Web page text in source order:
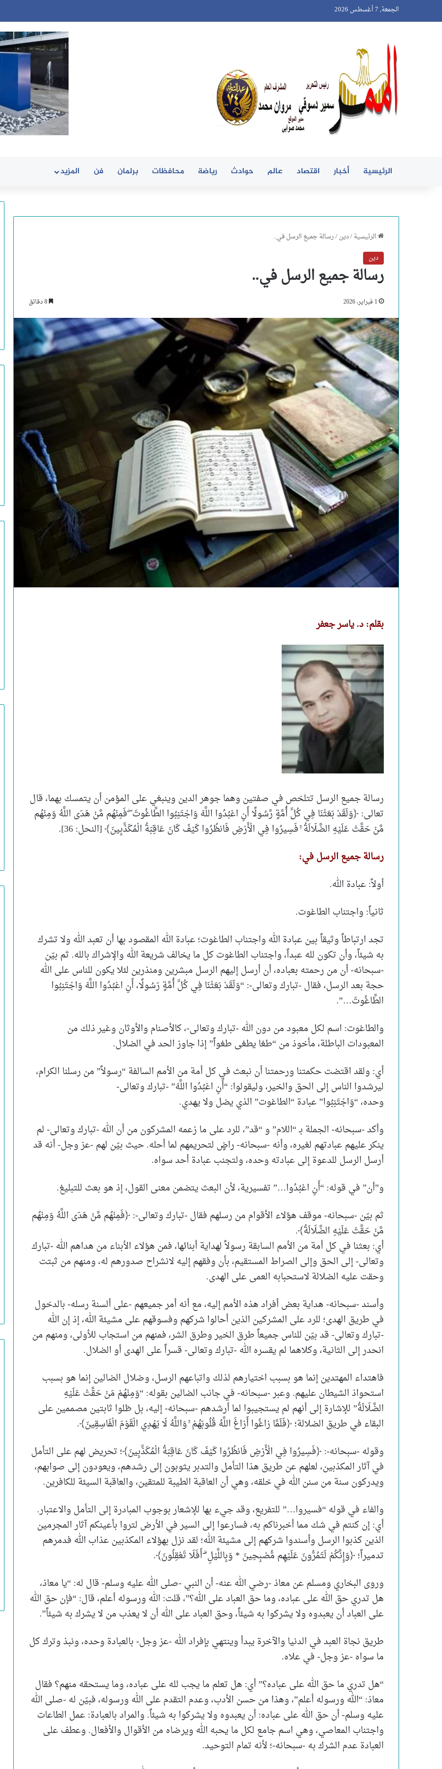
الجمعة, 7 أغسطس 2026
الرئيسية أخبار اقتصاد عالم حوادث رياضة محافظات برلمان فن المزيد
الرئيسية/دين/رسالة جميع الرسل في..
دين
رسالة جميع الرسل في..
1 فبراير، 2026
بقلم: د. ياسر جعفر
رسالة جميع الرسل تتلخص في صفتين وهما جوهر الدين وينبغي على المؤمن أن يتمسك بهما، قال
تعالى: ﴿وَلَقَدْ بَعَثْنَا فِي كُلِّ أُمَّةٍ رَّسُولًا أَنِ اعْبُدُوا اللَّهَ وَاجْتَنِبُوا الطَّاغُوتَ ۖ فَمِنْهُم مَّنْ هَدَى اللَّهُ وَمِنْهُم
مَّنْ حَقَّتْ عَلَيْهِ الضَّلَالَةُ ۚ فَسِيرُوا فِي الْأَرْضِ فَانظُرُوا كَيْفَ كَانَ عَاقِبَةُ الْمُكَذِّبِينَ﴾ [النحل: 36].
رسالة جميع الرسل في:
أولاً: عبادة الله.
ثانياً: واجتناب الطاغوت.
تجد ارتباطاً وثيقاً بين عبادة الله واجتناب الطاغوت؛ عبادة الله المقصود بها أن تعبد الله ولا تشرك
به شيئاً، وأن تكون لله عبداً، واجتناب الطاغوت كل ما يخالف شريعة الله والإشراك بالله. ثم بيّن
-سبحانه- أن من رحمته بعباده، أن أرسل إليهم الرسل مبشرين ومنذرين لئلا يكون للناس على الله
حجة بعد الرسل، فقال -تبارك وتعالى-: “وَلَقَدْ بَعَثْنَا فِي كُلِّ أُمَّةٍ رَسُولًا، أَنِ اعْبُدُوا اللَّهَ وَاجْتَنِبُوا
الطَّاغُوتَ…”.
والطاغوت: اسم لكل معبود من دون الله -تبارك وتعالى-، كالأصنام والأوثان وغير ذلك من
المعبودات الباطلة، مأخوذ من “طغا يطغى طغواً” إذا جاوز الحد في الضلال.
أي: ولقد اقتضت حكمتنا ورحمتنا أن نبعث في كل أمة من الأمم السالفة “رسولاً” من رسلنا الكرام،
ليرشدوا الناس إلى الحق والخير، وليقولوا: “أَنِ اعْبُدُوا اللَّهَ” -تبارك وتعالى-
وحده، “وَاجْتَنِبُوا” عبادة “الطاغوت” الذي يضل ولا يهدي.
وأكد -سبحانه- الجملة بـ “اللام” و “قد”، للرد على ما زعمه المشركون من أن الله -تبارك وتعالى- لم
ينكر عليهم عبادتهم لغيره، وأنه -سبحانه- راضٍ لتحريمهم لما أحله. حيث بيّن لهم -عز وجل- أنه قد
أرسل الرسل للدعوة إلى عبادته وحده، ولتجنب عبادة أحد سواه.
و”أن” في قوله: “أَنِ اعْبُدُوا…” تفسيرية، لأن البعث يتضمن معنى القول، إذ هو بعث للتبليغ.
ثم بيّن -سبحانه- موقف هؤلاء الأقوام من رسلهم فقال -تبارك وتعالى-: ﴿فَمِنْهُم مَّنْ هَدَى اللَّهُ وَمِنْهُم
مَّنْ حَقَّتْ عَلَيْهِ الضَّلَالَةُ﴾.
أي: بعثنا في كل أمة من الأمم السابقة رسولاً لهداية أبنائها، فمن هؤلاء الأبناء من هداهم الله -تبارك
وتعالى- إلى الحق وإلى الصراط المستقيم، بأن وفقهم إليه لانشراح صدورهم له، ومنهم من ثبتت
وحقت عليه الضلالة لاستحبابه العمى على الهدى.
وأسند -سبحانه- هداية بعض أفراد هذه الأمم إليه، مع أنه أمر جميعهم -على ألسنة رسله- بالدخول
في طريق الهدى؛ للرد على المشركين الذين أحالوا شركهم وفسوقهم على مشيئة الله، إذ إن الله
-تبارك وتعالى- قد بيّن للناس جميعاً طرق الخير وطرق الشر، فمنهم من استجاب للأولى، ومنهم من
انحدر إلى الثانية، وكلاهما لم يقسره الله -تبارك وتعالى- قسراً على الهدى أو الضلال.
فاهتداء المهتدين إنما هو بسبب اختيارهم لذلك واتباعهم الرسل، وضلال الضالين إنما هو بسبب
استحواذ الشيطان عليهم. وعبر -سبحانه- في جانب الضالين بقوله: “وَمِنْهُمْ مَنْ حَقَّتْ عَلَيْهِ
الضَّلَالَةُ” للإشارة إلى أنهم لم يستجيبوا لما أرشدهم -سبحانه- إليه، بل ظلوا ثابتين مصممين على
البقاء في طريق الضلالة؛ ﴿فَلَمَّا زاغُوا أَزاغَ اللَّهُ قُلُوبَهُمْ ۚ وَاللَّهُ لَا يَهْدِي الْقَوْمَ الْفَاسِقِينَ﴾.
وقوله -سبحانه-: ﴿فَسِيرُوا فِي الْأَرْضِ فَانظُرُوا كَيْفَ كَانَ عَاقِبَةُ الْمُكَذِّبِينَ﴾؛ تحريض لهم على التأمل
في آثار المكذبين، لعلهم عن طريق هذا التأمل والتدبر يثوبون إلى رشدهم، ويعودون إلى صوابهم،
ويدركون سنة من سنن الله في خلقه، وهي أن العاقبة الطيبة للمتقين، والعاقبة السيئة للكافرين.
والفاء في قوله “فسيروا…” للتفريع، وقد جيء بها للإشعار بوجوب المبادرة إلى التأمل والاعتبار.
أي: إن كنتم في شك مما أخبرناكم به، فسارعوا إلى السير في الأرض لتروا بأعينكم آثار المجرمين
الذين كذبوا الرسل وأسندوا شركهم إلى مشيئة الله؛ لقد نزل بهؤلاء المكذبين عذاب الله فدمرهم
تدميراً؛ ﴿وَإِنَّكُمْ لَتَمُرُّونَ عَلَيْهِم مُّصْبِحِينَ * وَبِاللَّيْلِ ۗ أَفَلَا تَعْقِلُونَ﴾.
وروى البخاري ومسلم عن معاذ -رضي الله عنه- أن النبي -صلى الله عليه وسلم- قال له: “يا معاذ،
هل تدري حق الله على عباده، وما حق العباد على الله؟”، قلت: الله ورسوله أعلم، قال: “فإن حق الله
على العباد أن يعبدوه ولا يشركوا به شيئاً، وحق العباد على الله أن لا يعذب من لا يشرك به شيئاً”.
طريق نجاة العبد في الدنيا والآخرة يبدأ وينتهي بإفراد الله -عز وجل- بالعبادة وحده، ونبذ وترك كل
ما سواه -عز وجل- في علاه.
“هل تدري ما حق الله على عباده؟” أي: هل تعلم ما يجب لله على عباده، وما يستحقه منهم؟ فقال
معاذ: “الله ورسوله أعلم”، وهذا من حسن الأدب، وعدم التقدم على الله ورسوله، فبيّن له -صلى الله
عليه وسلم- أن حق الله على عباده: أن يعبدوه ولا يشركوا به شيئاً. والمراد بالعبادة: عمل الطاعات
واجتناب المعاصي، وهي اسم جامع لكل ما يحبه الله ويرضاه من الأقوال والأفعال. وعطف على
العبادة عدم الشرك به -سبحانه-؛ لأنه تمام التوحيد.